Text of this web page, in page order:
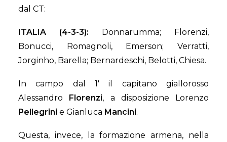
dal CT:
ITALIA (4-3-3): Donnarumma; Florenzi,
Bonucci, Romagnoli, Emerson; Verratti,
Jorginho, Barella; Bernardeschi, Belotti, Chiesa.
In campo dal 1′ il capitano giallorosso
Alessandro Florenzi, a disposizione Lorenzo
Pellegrini e Gianluca Mancini.
Questa, invece, la formazione armena, nella